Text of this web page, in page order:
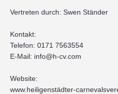
Vertreten durch: Swen Ständer
Kontakt:
Telefon: 0171 7563554
E-Mail: info@h-cv.com
Website:
www.heiligenstädter-